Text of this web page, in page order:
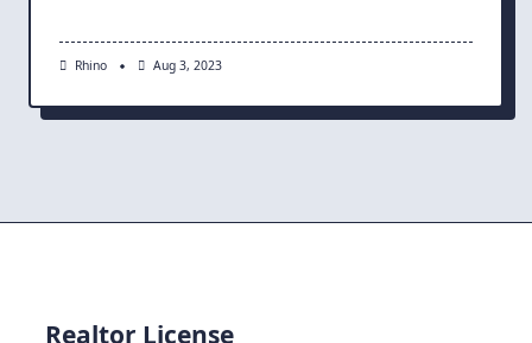
Rhino Aug 3, 2023
Realtor License